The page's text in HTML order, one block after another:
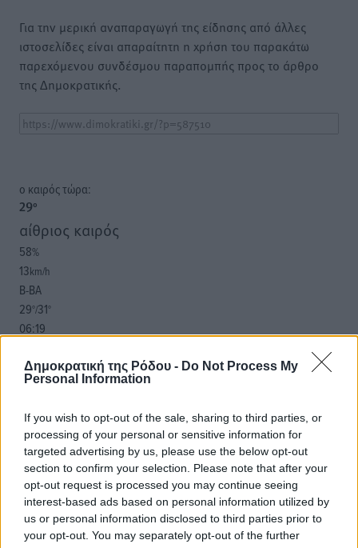
Δημοκρατική της Ρόδου - Do Not Process My
Personal Information
If you wish to opt-out of the sale, sharing to third parties, or
processing of your personal or sensitive information for
targeted advertising by us, please use the below opt-out
section to confirm your selection. Please note that after your
opt-out request is processed you may continue seeing
interest-based ads based on personal information utilized by
us or personal information disclosed to third parties prior to
your opt-out. You may separately opt-out of the further
Για την μερική αναπαραγωγή της είδησης από άλλες
ιστοσελίδες είναι απαραίτητη η χρήση του παρακάτω
παρεχόμενου συνδέσμου παραπομπής προς το άρθρο
της Δημοκρατικής.
o καιρός τώρα:
29°
αίθριος καιρός
58%
13km/h
Β-ΒΑ
29°/31°
06:19
πρόγνωση:
32°
29 °
ΤΡ
29°
ΤΕ
29°
ΠΕ